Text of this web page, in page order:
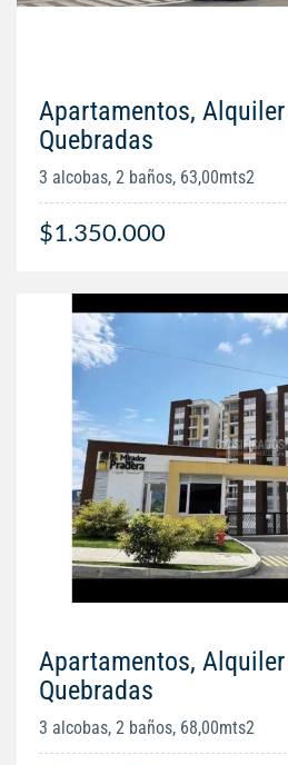
Apartamentos,
Quebradas
3 alcobas, 2 baños, 63,00mts2
$1.350.000
Apartamentos,
Quebradas
3 alcobas, 2 baños, 68,00mts2